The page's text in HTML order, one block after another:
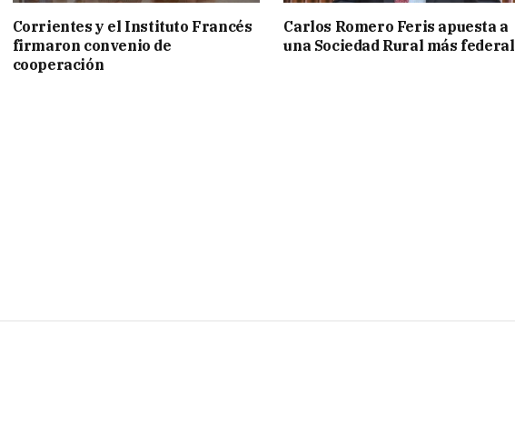
Corrientes y el Instituto Francés
firmaron convenio de
cooperación
Carlos Romero Feris apuesta a
una Sociedad Rural más federal